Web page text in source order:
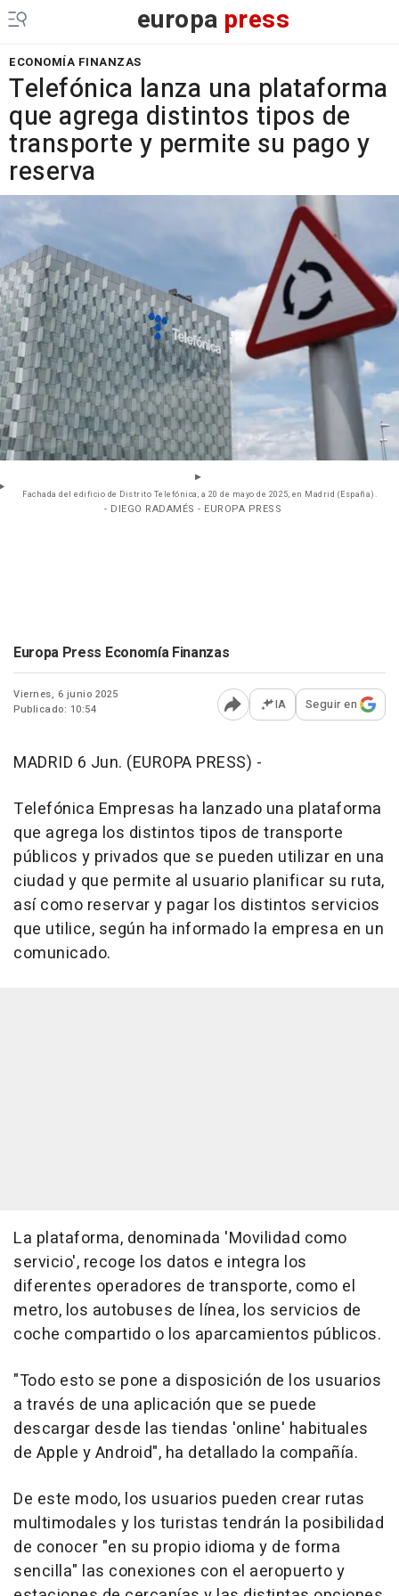
europa press
ECONOMÍA FINANZAS
Telefónica lanza una plataforma
que agrega distintos tipos de
transporte y permite su pago y
reserva
Fachada del edificio de Distrito Telefónica, a 20 de mayo de 2025, en Madrid (España).
- DIEGO RADAMÉS - EUROPA PRESS
Europa Press Economía Finanzas
Viernes, 6 junio 2025
Publicado: 10:54
Abrir opciones para
IA Seguir en
MADRID 6 Jun. (EUROPA PRESS) -
Telefónica Empresas ha lanzado una plataforma
que agrega los distintos tipos de transporte
públicos y privados que se pueden utilizar en una
ciudad y que permite al usuario planificar su ruta,
así como reservar y pagar los distintos servicios
que utilice, según ha informado la empresa en un
comunicado.
La plataforma, denominada 'Movilidad como
servicio', recoge los datos e integra los
diferentes operadores de transporte, como el
metro, los autobuses de línea, los servicios de
coche compartido o los aparcamientos públicos.
"Todo esto se pone a disposición de los usuarios
a través de una aplicación que se puede
descargar desde las tiendas 'online' habituales
de Apple y Android", ha detallado la compañía.
De este modo, los usuarios pueden crear rutas
multimodales y los turistas tendrán la posibilidad
de conocer "en su propio idioma y de forma
sencilla" las conexiones con el aeropuerto y